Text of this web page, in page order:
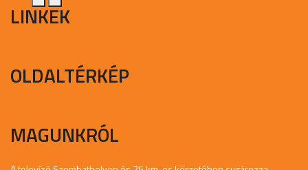
LINKEK
OLDALTÉRKÉP
MAGUNKRÓL